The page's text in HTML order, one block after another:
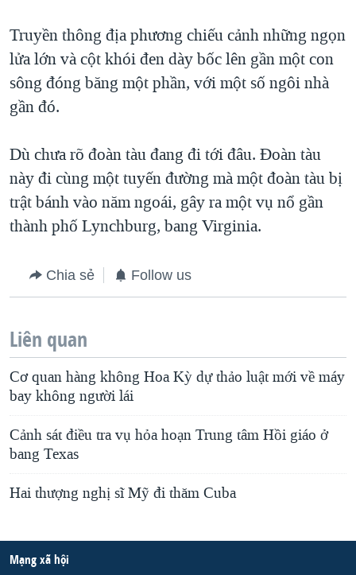
Truyền thông địa phương chiếu cảnh những ngọn
lửa lớn và cột khói đen dày bốc lên gần một con
sông đóng băng một phần, với một số ngôi nhà
gần đó.
Dù chưa rõ đoàn tàu đang đi tới đâu. Đoàn tàu
này đi cùng một tuyến đường mà một đoàn tàu bị
trật bánh vào năm ngoái, gây ra một vụ nổ gần
thành phố Lynchburg, bang Virginia.
Chia sẻ Follow us
Liên quan
Cơ quan hàng không Hoa Kỳ dự thảo luật mới về máy
bay không người lái
Cảnh sát điều tra vụ hỏa hoạn Trung tâm Hồi giáo ở
bang Texas
Hai thượng nghị sĩ Mỹ đi thăm Cuba
Mạng xã hội